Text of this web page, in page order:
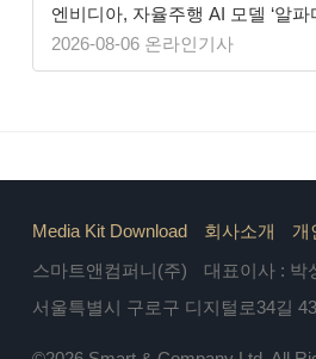
엔비디아, 자율주행 AI 모델 ‘알
2026-08-06 온라인기사
Media Kit Download 회사소개 개
스마트앤컴퍼니(주)
대표이사 : 박
서울특별시 구로구 디지털로34길